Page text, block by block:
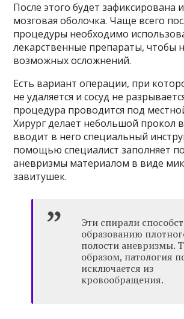
После этого будет зафиксирована
мозговая оболочка. Чаще всего
процедуры необходимо
лекарственные препараты, чтобы
возможных осложнений.
Есть вариант операции, при
не удаляется и сосуд не
процедура проводится под
Хирург делает небольшой прокол в
вводит в него специальный
помощью специалист заполняет
аневризмы материалом в виде
завитушек.
Эти спирали
образованию
полости аневризмы.
образом, патология
исключается из
кровообращения.